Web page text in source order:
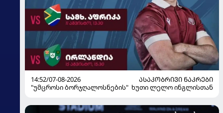
14:52/07-08-2026
ᲐᲡᲐᲙᲝᲑᲠᲘᲕᲘ ᲜᲐᲙᲠᲔᲑᲘ
"უმცროსი ბორჯღალოსნების" ხუთი ლელო ინგლისთან